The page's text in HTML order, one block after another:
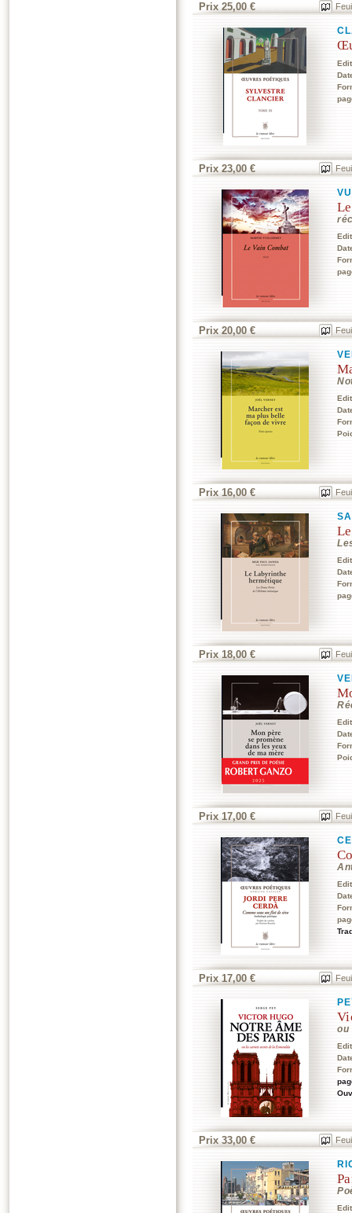
Prix 25,00 €
Prix 23,00 €
Prix 20,00 €
Prix 16,00 €
Prix 18,00 €
Prix 17,00 €
Prix 17,00 €
ou
Prix 33,00 €